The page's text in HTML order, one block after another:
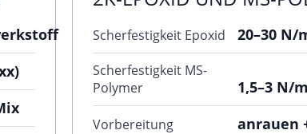
Scherfestigkeit Epoxid 20–30 N/
Scherfestigkeit MS-
Polymer
1,5–3 N/
Vorbereitung anrauen